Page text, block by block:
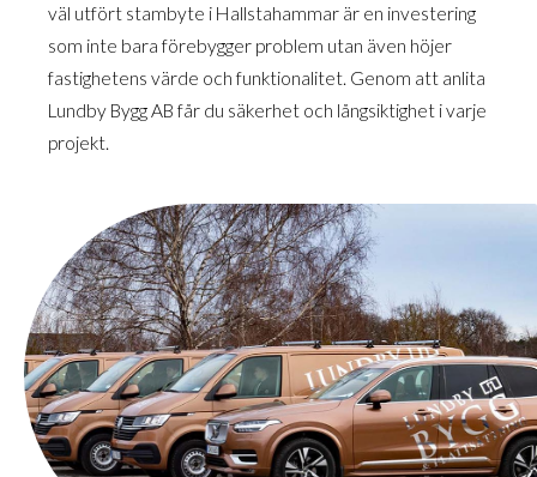
väl utfört stambyte i Hallstahammar är en investering
som inte bara förebygger problem utan även höjer
fastighetens värde och funktionalitet. Genom att anlita
Lundby Bygg AB får du säkerhet och långsiktighet i varje
projekt.